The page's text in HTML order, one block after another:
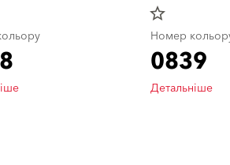
star_border
Номер
0839
Детальніше